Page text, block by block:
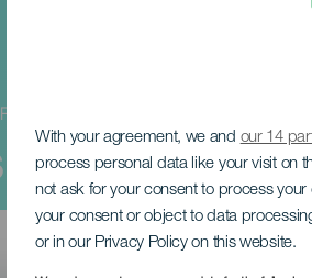
With your agreement, we and our 14
process personal data like your visit on
not ask for your consent to process
your consent or object to data
or in our Privacy Policy on this website.
Colores de